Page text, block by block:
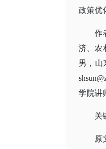
政策优
作
济、农
男，山
学院讲
关
原